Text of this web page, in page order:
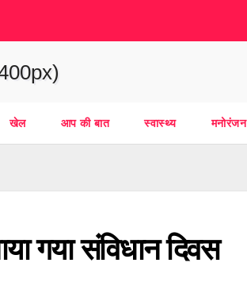
खेल आप की बात स्वास्थ्य मनोरंजन
गया संविधान दिवस